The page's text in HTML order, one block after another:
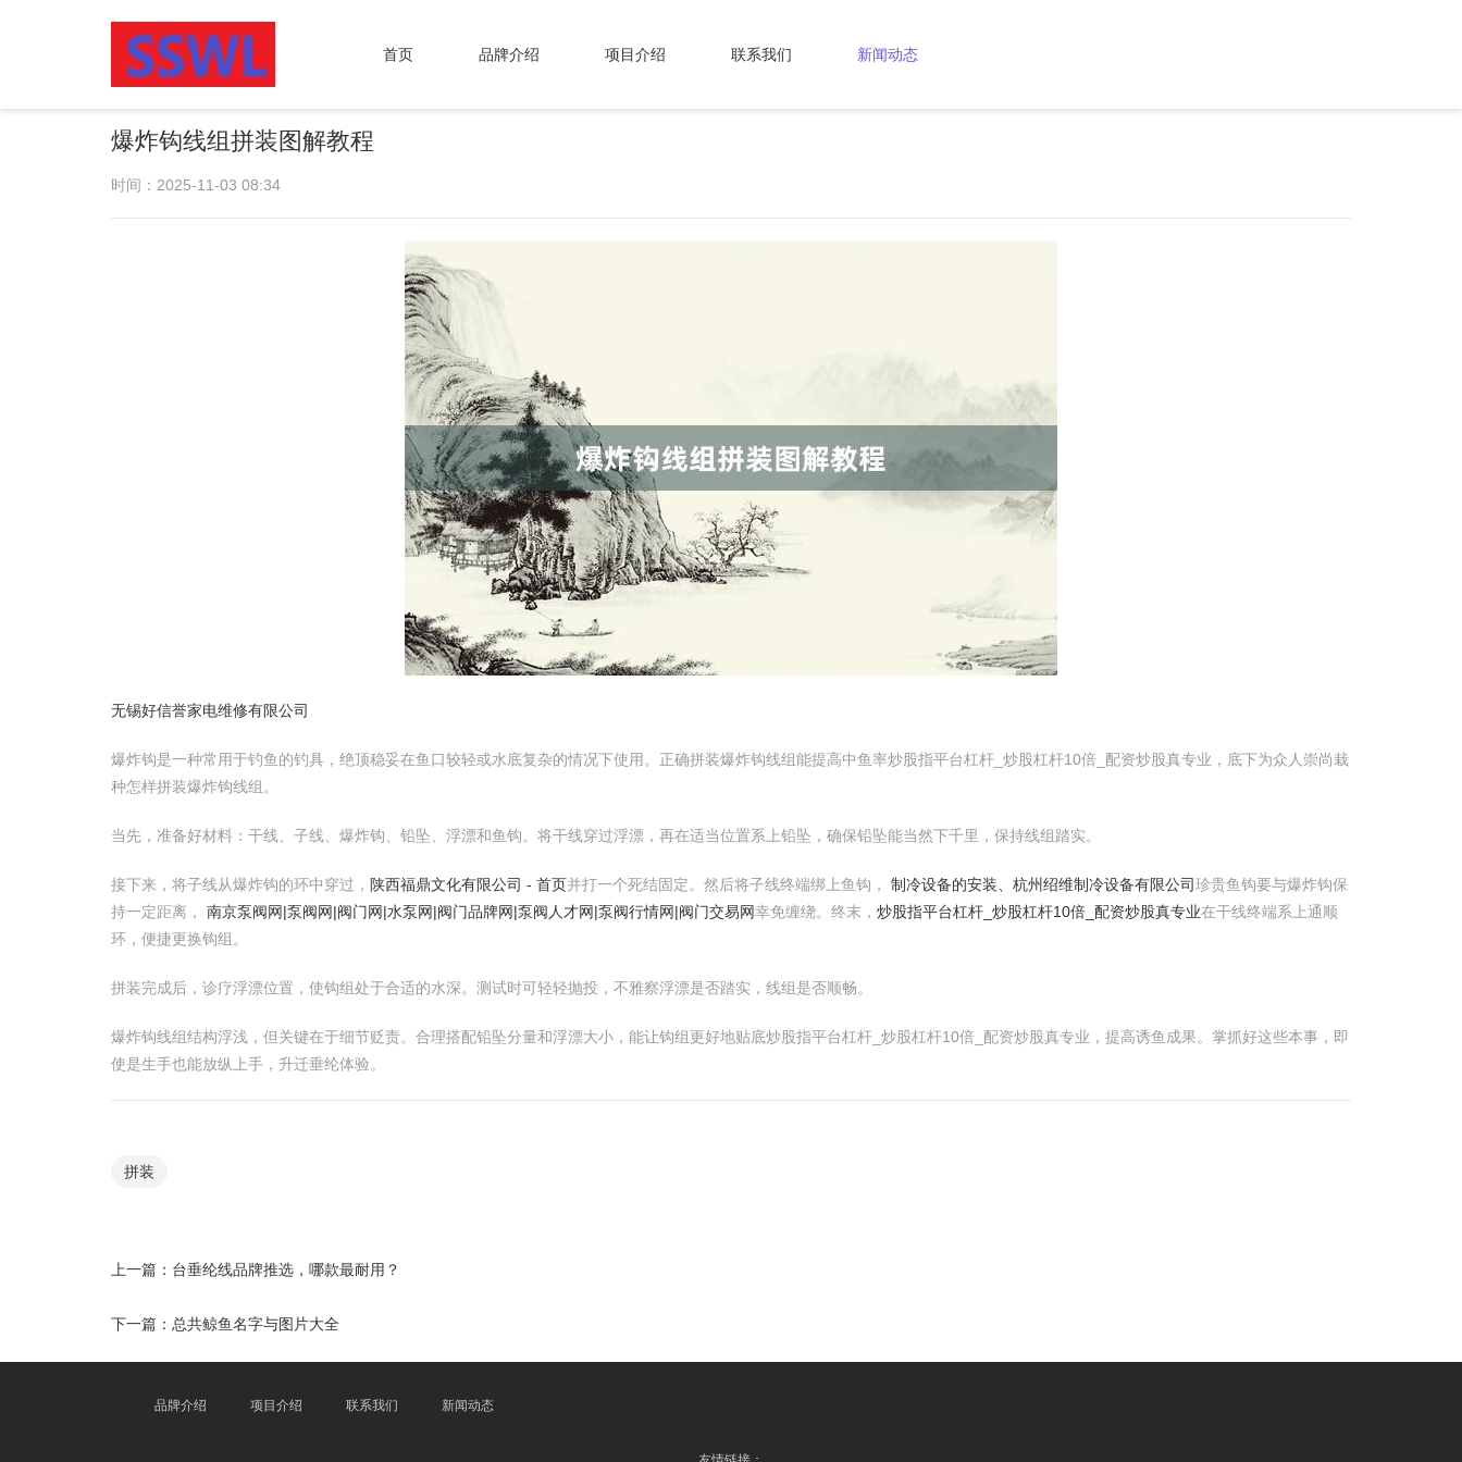
首页 品牌介绍 项目介绍 联系我们 新闻动态
爆炸钩线组拼装图解教程
时间：2025-11-03 08:34
无锡好信誉家电维修有限公司
爆炸钩是一种常用于钓鱼的钓具，绝顶稳妥在鱼口较轻或水底复杂的情况下使用。正确拼装爆炸钩线组能提高中鱼率炒股指平台杠杆_炒股杠杆10倍_配资炒股真专业，底下为众人崇尚栽
种怎样拼装爆炸钩线组。
当先，准备好材料：干线、子线、爆炸钩、铅坠、浮漂和鱼钩。将干线穿过浮漂，再在适当位置系上铅坠，确保铅坠能当然下千里，保持线组踏实。
接下来，将子线从爆炸钩的环中穿过， 陕西福鼎文化有限公司 - 首页并打一个死结固定。然后将子线终端绑上鱼钩， 制冷设备的安装、杭州绍维制冷设备有限公司珍贵鱼钩要与爆炸钩保
持一定距离， 南京泵阀网|泵阀网|阀门网|水泵网|阀门品牌网|泵阀人才网|泵阀行情网|阀门交易网幸免缠绕。终末， 炒股指平台杠杆_炒股杠杆10倍_配资炒股真专业在干线终端系上通顺
环，便捷更换钩组。
拼装完成后，诊疗浮漂位置，使钩组处于合适的水深。测试时可轻轻抛投，不雅察浮漂是否踏实，线组是否顺畅。
爆炸钩线组结构浮浅，但关键在于细节贬责。合理搭配铅坠分量和浮漂大小，能让钩组更好地贴底炒股指平台杠杆_炒股杠杆10倍_配资炒股真专业，提高诱鱼成果。掌抓好这些本事，即
使是生手也能放纵上手，升迁垂纶体验。
拼装
上一篇： 台垂纶线品牌推选，哪款最耐用？
下一篇： 总共鲸鱼名字与图片大全
品牌介绍 项目介绍 联系我们 新闻动态